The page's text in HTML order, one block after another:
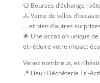
👕 Bourses d’échange :
🚴 Vente de vélos
… et bien d’autres
🌟 Une occasion unique
et réduire votre impact
Venez nombreux, et
📍 Lieu : Déchèterie Tri-